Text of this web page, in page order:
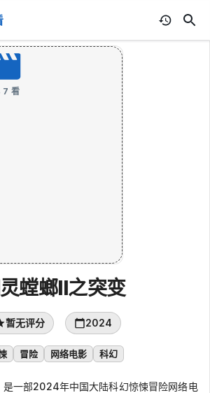
看
螳螂II之突变
暂无评分 2024
冒险 网络电影 科幻
是一部2024年中国大陆科幻惊悚冒险网络电